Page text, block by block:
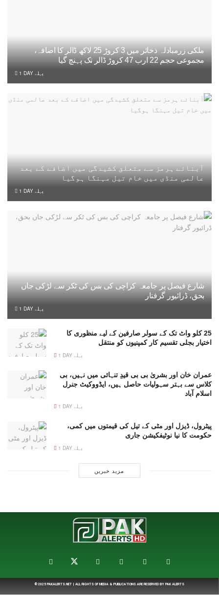
ملکی زرمبادلہ ذخائر میں 3 کروڑ 25 لاکھ ڈالر کا اضافہ،
مجموعی حجم 22 ارب 47 کروڑ ڈالر تک پہنچ گیا
1 DAY پہلے
آبنائے ہرمز سے متعلق کشیدگی میں اضافے کے بعد
عالمی منڈی میں خام تیل مہنگا ہوگیا
1 DAY پہلے
شارع فیصل پر جامعہ کراچی کی بس کی ٹکر سے لڑکی جاں
بحق، ڈرائیور گرفتار
1 DAY پہلے
25 کلو واٹ تک کے سولر صارفین کے لیے منظوری کا
اختیار بجلی تقسیم کار کمپنیوں کو منتقل
1 DAY پہلے
عمران خان اور بشریٰ بی بی قیدِ تنہائی میں نہیں، بی
کلاس سے بہتر سہولیات حاصل ہیں، ایڈووکیٹ جنرل
اسلام آباد
1 DAY پہلے
پیٹرول، ڈیزل اور مٹی کے تیل کی قیمتوں میں کمی،
حکومت کا نیا نوٹیفکیشن جاری
1 DAY پہلے
مزید خبریں
© 2025 PAKALERTS.NET| ALL RIGHTS OF MEDIA & PUBLICATIONS ARE RESERVED BY PAK ALERTS